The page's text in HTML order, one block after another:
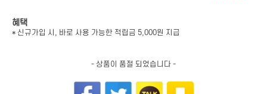
혜택
* 신규가입 시, 바로 사용 가능한 적립금 5,000원 지급
- 상품이 품절 되었습니다 -